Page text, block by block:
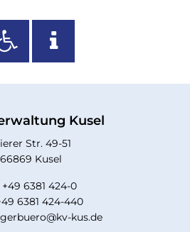
Kusel
Str. 49-51
66869 Kusel
+49 6381 424-0
6381 424-440
kus.de